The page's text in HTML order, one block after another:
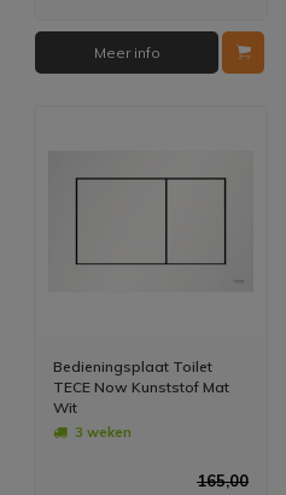
Meer info
Bedieningsplaat Toilet
TECE Now Kunststof Mat
Wit
3 weken
165,00